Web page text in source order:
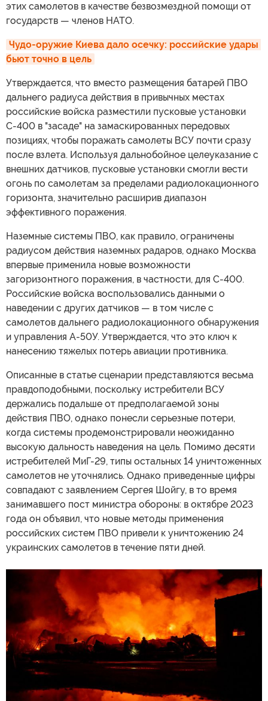
этих самолетов в качестве безвозмездной помощи от
государств — членов НАТО.
Чудо-оружие Киева дало осечку: российские удары
бьют точно в цель
Утверждается, что вместо размещения батарей ПВО
дальнего радиуса действия в привычных местах
российские войска разместили пусковые установки
С-400 в "засаде" на замаскированных передовых
позициях, чтобы поражать самолеты ВСУ почти сразу
после взлета. Используя дальнобойное целеуказание с
внешних датчиков, пусковые установки смогли вести
огонь по самолетам за пределами радиолокационного
горизонта, значительно расширив диапазон
эффективного поражения.
Наземные системы ПВО, как правило, ограничены
радиусом действия наземных радаров, однако Москва
впервые применила новые возможности
загоризонтного поражения, в частности, для С-400.
Российские войска воспользовались данными о
наведении с других датчиков — в том числе с
самолетов дальнего радиолокационного обнаружения
и управления A-50У. Утверждается, что это ключ к
нанесению тяжелых потерь авиации противника.
Описанные в статье сценарии представляются весьма
правдоподобными, поскольку истребители ВСУ
держались подальше от предполагаемой зоны
действия ПВО, однако понесли серьезные потери,
когда системы продемонстрировали неожиданно
высокую дальность наведения на цель. Помимо десяти
истребителей МиГ-29, типы остальных 14 уничтоженных
самолетов не уточнялись. Однако приведенные цифры
совпадают с заявлением Сергея Шойгу, в то время
занимавшего пост министра обороны: в октябре 2023
года он объявил, что новые методы применения
российских систем ПВО привели к уничтожению 24
украинских самолетов в течение пяти дней.